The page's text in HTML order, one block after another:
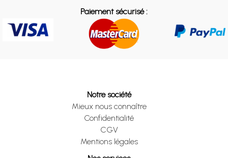
Paiement sécurisé :
Notre société
Mieux nous connaître
Confidentialité
CGV
Mentions légales